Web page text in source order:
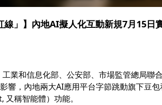
線」】內地AI擬人化互動新規7月15
業和信息化部、公安部、市場監管總局
響，內地兩大AI應用平台字節跳動旗下豆
稱智能體）功能。